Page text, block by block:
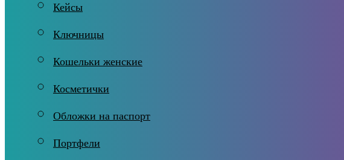
Кейсы
Ключницы
Кошельки женские
Косметички
Обложки на паспорт
Портфели